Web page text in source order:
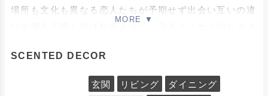
場所も文化も異なる恋人たちが予期せず出会い互いの違
ます。
SCENTED DECOR
玄関 リビング
ダイニング